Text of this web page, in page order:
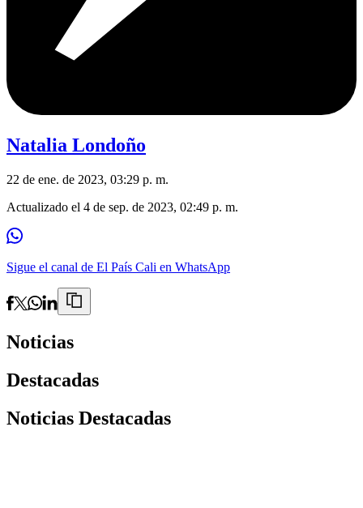
Natalia Londoño
22 de ene. de 2023, 03:29 p. m.
Actualizado el 4 de sep. de 2023, 02:49 p. m.
Sigue el canal de El País Cali en WhatsApp
Noticias
Destacadas
Noticias Destacadas